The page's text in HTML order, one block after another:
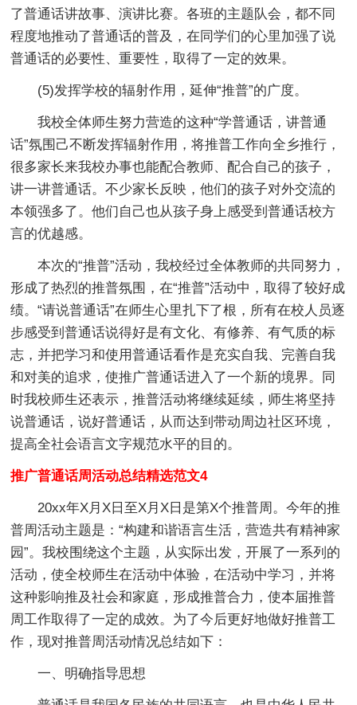
了普通话讲故事、演讲比赛。各班的主题队会，都不同
程度地推动了普通话的普及，在同学们的心里加强了说
普通话的必要性、重要性，取得了一定的效果。
(5)发挥学校的辐射作用，延伸“推普”的广度。
我校全体师生努力营造的这种“学普通话，讲普通
话”氛围己不断发挥辐射作用，将推普工作向全乡推行，
很多家长来我校办事也能配合教师、配合自己的孩子，
讲一讲普通话。不少家长反映，他们的孩子对外交流的
本领强多了。他们自己也从孩子身上感受到普通话校方
言的优越感。
本次的“推普”活动，我校经过全体教师的共同努力，
形成了热烈的推普氛围，在“推普”活动中，取得了较好成
绩。“请说普通话”在师生心里扎下了根，所有在校人员逐
步感受到普通话说得好是有文化、有修养、有气质的标
志，并把学习和使用普通话看作是充实自我、完善自我
和对美的追求，使推广普通话进入了一个新的境界。同
时我校师生还表示，推普活动将继续延续，师生将坚持
说普通话，说好普通话，从而达到带动周边社区环境，
提高全社会语言文字规范水平的目的。
推广普通话周活动总结精选范文4
20xx年X月X日至X月X日是第X个推普周。今年的推
普周活动主题是：“构建和谐语言生活，营造共有精神家
园”。我校围绕这个主题，从实际出发，开展了一系列的
活动，使全校师生在活动中体验，在活动中学习，并将
这种影响推及社会和家庭，形成推普合力，使本届推普
周工作取得了一定的成效。为了今后更好地做好推普工
作，现对推普周活动情况总结如下：
一、明确指导思想